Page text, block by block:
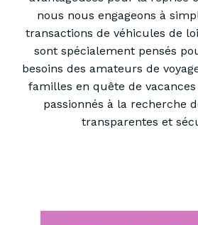
nous nous engageons à
transactions de véhicules de
sont spécialement pensés
besoins des amateurs de
familles en quête de
passionnés à la recherche
transparentes et